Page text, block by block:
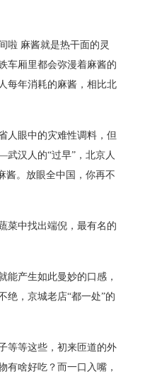
啦 麻酱就是热干面的灵
车厢里都会弥漫着麻酱的
每年消耗的麻酱，相比北
人眼中的灾难性调料，但
汉人的“过早”，北京人
酱。放眼全中国，你再不
菜中找出端倪，最有名的
能产生如此曼妙的口感，
绝，京城老店“都一处”的
等等这些，初来匝道的外
有啥好吃？而一口入嘴，